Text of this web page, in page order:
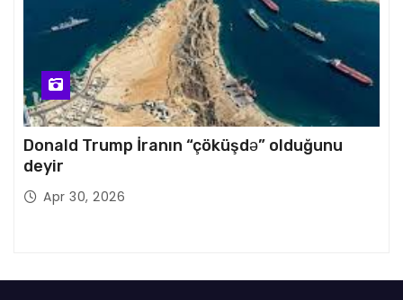
Donald Trump İranın “çöküşdə” olduğunu
deyir
Apr 30, 2026